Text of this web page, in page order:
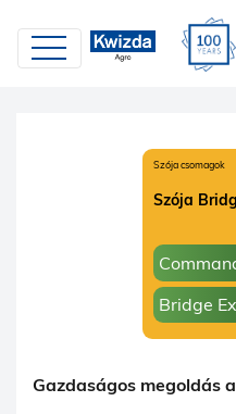
Szója csomagok
Szója
Bridge
Gazdaságos megoldás